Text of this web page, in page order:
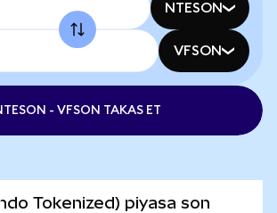
NTESON
VFSON
- VFSON TAKAS ET
Tokenized) piyasa son